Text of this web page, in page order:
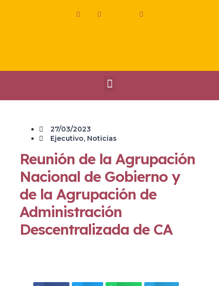
27/03/2023
Ejecutivo, Noticias
Reunión de la Agrupación
Nacional de Gobierno y
de la Agrupación de
Administración
Descentralizada de CA